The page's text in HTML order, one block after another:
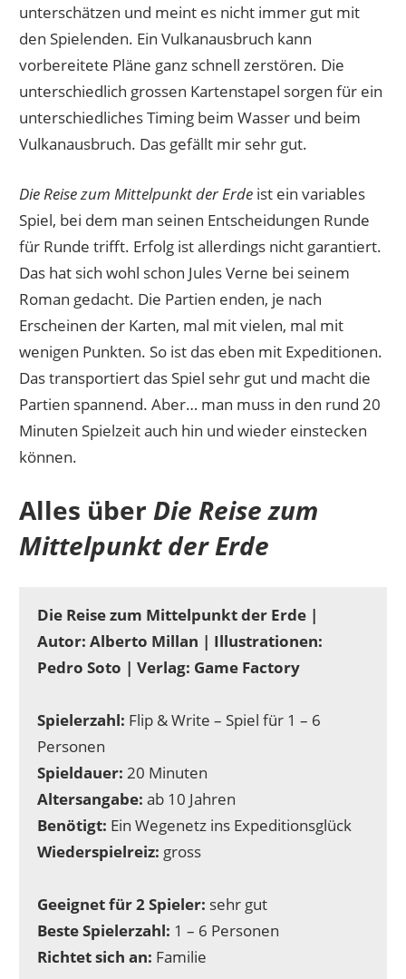
unterschätzen und meint es nicht immer gut mit
den Spielenden. Ein Vulkanausbruch kann
vorbereitete Pläne ganz schnell zerstören. Die
unterschiedlich grossen Kartenstapel sorgen für ein
unterschiedliches Timing beim Wasser und beim
Vulkanausbruch. Das gefällt mir sehr gut.
Die Reise zum Mittelpunkt der Erde ist ein variables
Spiel, bei dem man seinen Entscheidungen Runde
für Runde trifft. Erfolg ist allerdings nicht garantiert.
Das hat sich wohl schon Jules Verne bei seinem
Roman gedacht. Die Partien enden, je nach
Erscheinen der Karten, mal mit vielen, mal mit
wenigen Punkten. So ist das eben mit Expeditionen.
Das transportiert das Spiel sehr gut und macht die
Partien spannend. Aber… man muss in den rund 20
Minuten Spielzeit auch hin und wieder einstecken
können.
Alles überDie Reise zum
Mittelpunkt der Erde
Die Reise zum Mittelpunkt der Erde |
Autor: Alberto Millan | Illustrationen:
Pedro Soto | Verlag: Game Factory
Spielerzahl: Flip & Write – Spiel für 1 – 6
Personen
Spieldauer: 20 Minuten
Altersangabe: ab 10 Jahren
Benötigt: Ein Wegenetz ins Expeditionsglück
Wiederspielreiz: gross
Geeignet für 2 Spieler: sehr gut
Beste Spielerzahl: 1 – 6 Personen
Richtet sich an: Familie